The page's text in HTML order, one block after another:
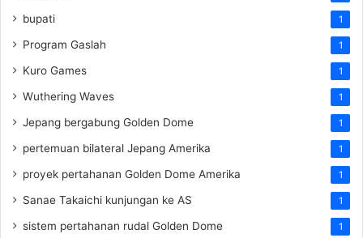
bupati 1
Program Gaslah 1
Kuro Games 1
Wuthering Waves 1
Jepang bergabung Golden Dome 1
pertemuan bilateral Jepang Amerika 1
proyek pertahanan Golden Dome Amerika 1
Sanae Takaichi kunjungan ke AS 1
sistem pertahanan rudal Golden Dome 1